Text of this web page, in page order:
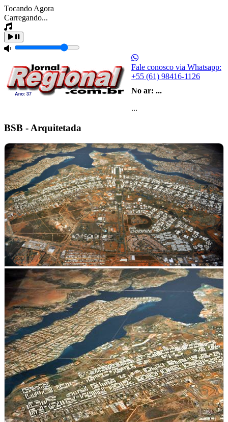
Tocando Agora
Carregando...
Fale conosco via Whatsapp:
+55 (61) 98416-1126
No ar: ...
...
BSB - Arquitetada